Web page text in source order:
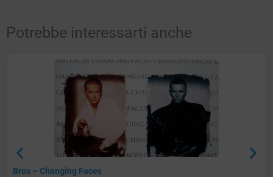
Potrebbe interessarti anche
Bros – Changing Faces